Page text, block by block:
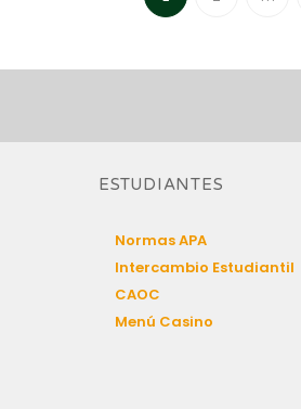
ESTUDIANTES
Normas APA
Intercambio Estudiantil
CAOC
Menú Casino